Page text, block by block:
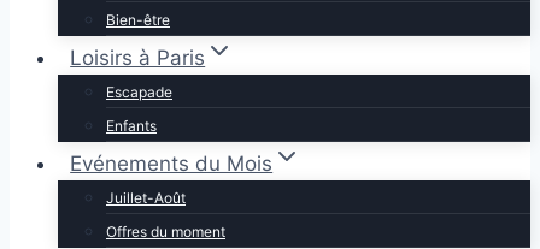
Bien-être
Loisirs à Paris
Escapade
Enfants
Evénements du Mois
Juillet-Août
Offres du moment